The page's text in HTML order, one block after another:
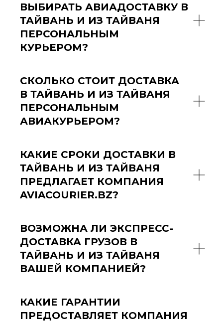
ВЫБИРАТЬ АВИАДОСТАВКУ В
ТАЙВАНЬ И ИЗ ТАЙВАНЯ
ПЕРСОНАЛЬНЫМ
КУРЬЕРОМ?
СКОЛЬКО СТОИТ ДОСТАВКА
В ТАЙВАНЬ И ИЗ ТАЙВАНЯ
ПЕРСОНАЛЬНЫМ
АВИАКУРЬЕРОМ?
КАКИЕ СРОКИ ДОСТАВКИ В
ТАЙВАНЬ И ИЗ ТАЙВАНЯ
ПРЕДЛАГАЕТ КОМПАНИЯ
AVIACOURIER.BZ?
ВОЗМОЖНА ЛИ ЭКСПРЕСС-
ДОСТАВКА ГРУЗОВ В
ТАЙВАНЬ И ИЗ ТАЙВАНЯ
ВАШЕЙ КОМПАНИЕЙ?
КАКИЕ ГАРАНТИИ
ПРЕДОСТАВЛЯЕТ КОМПАНИЯ